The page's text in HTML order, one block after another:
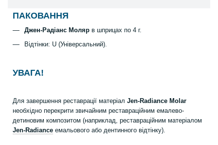
ПАКОВАННЯ
Джен-Радіанс Моляр в шприцах по 4 г.
Відтінки: U (Універсальний).
УВАГА!
Для завершення реставрації матеріал Jen-Radiance Molar
необхідно перекрити звичайним реставраційним емалево-
детиновим композитом (наприклад, реставраційним матеріалом
Jen-Radiance емальового або дентинного відтінку).